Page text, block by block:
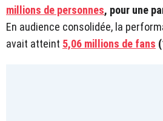
millions de personnes, pour une
En audience consolidée, la
avait atteint 5,06 millions de fans